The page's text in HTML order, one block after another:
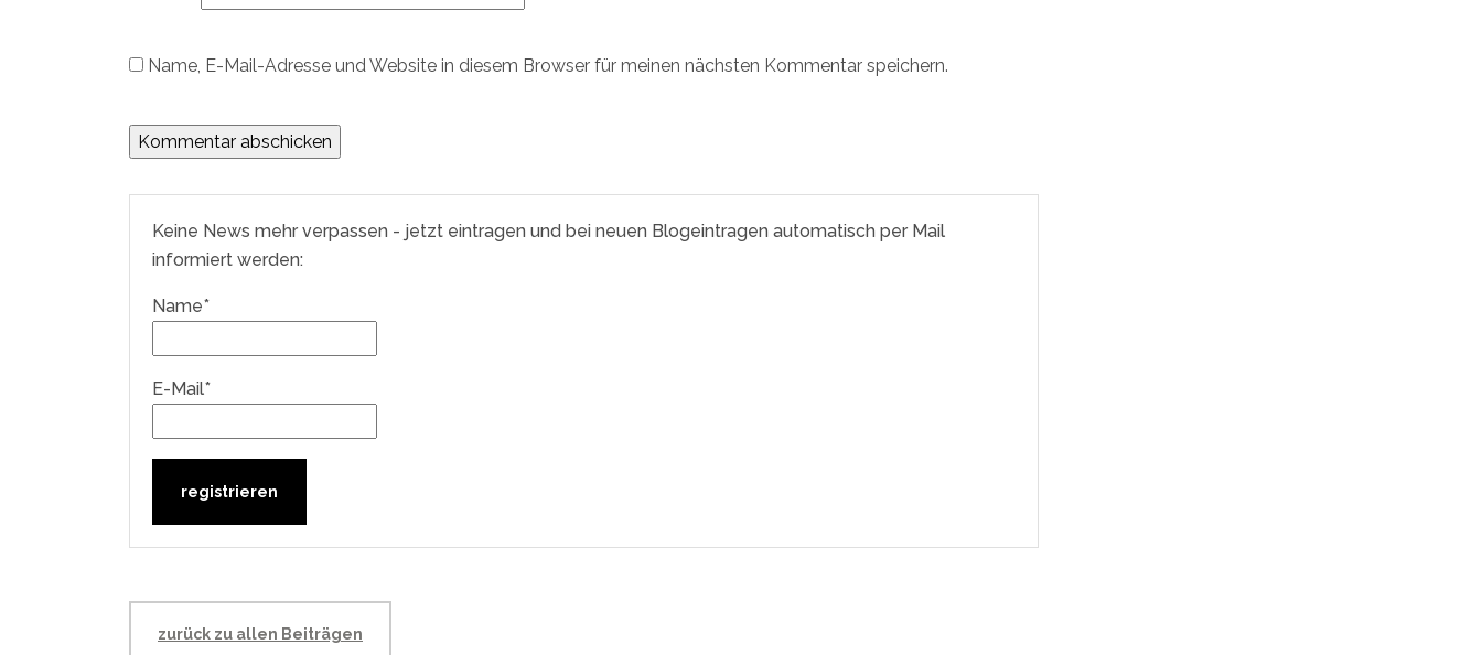
Name, E-Mail-Adresse und Website in diesem Browser für meinen nächsten Kommentar speichern.
Keine News mehr verpassen - jetzt eintragen und bei neuen Blogeintragen automatisch per Mail
informiert werden:
Name*
E-Mail*
zurück zu allen Beiträgen